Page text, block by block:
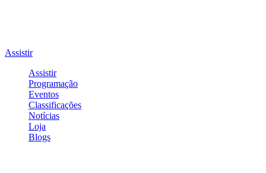
Assistir
Assistir
Programação
Eventos
Classificações
Notícias
Loja
Blogs